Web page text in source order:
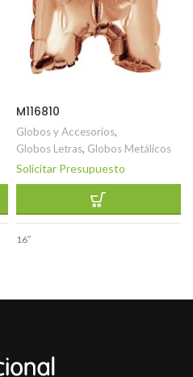
M116810
Globos y Accesorios,
Globos Letras, Globos Metálicos
Solicitar Presupuesto
16″